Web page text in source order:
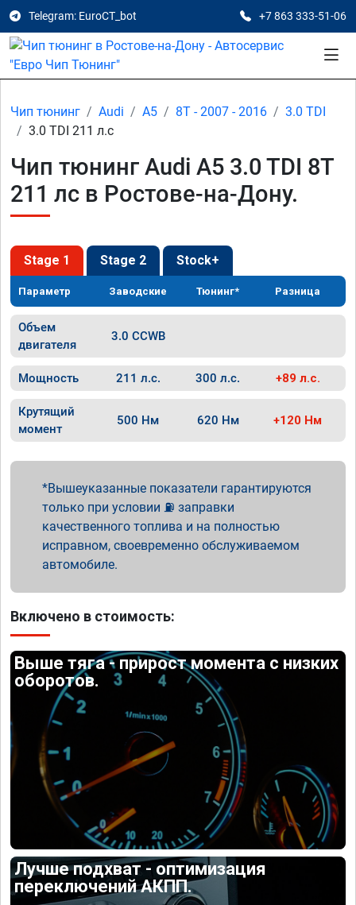
Telegram: EuroCT_bot +7 863 333-51-06
Чип тюнинг Audi A5 8T - 2007 - 2016
3.0 TDI
3.0 TDI 211 л.с
Чип тюнинг Audi A5 3.0 TDI 8T
211 лс в Ростове-на-Дону.
Stage 1 Stage 2 Stock+
Параметр Заводские Тюнинг* Разница
Объем
двигателя
3.0 CCWB
Мощность 211 л.с. 300 л.с. +89 л.с.
Крутящий
момент
500 Нм 620 Нм +120 Нм
Вышеуказанные показатели гарантируются
только при условии ⛽ заправки
качественного топлива и на полностью
исправном, своевременно обслуживаемом
автомобиле.
Включено в стоимость:
Выше тяга - прирост момента с низких
оборотов.
Лучше подхват - оптимизация
переключений АКПП.